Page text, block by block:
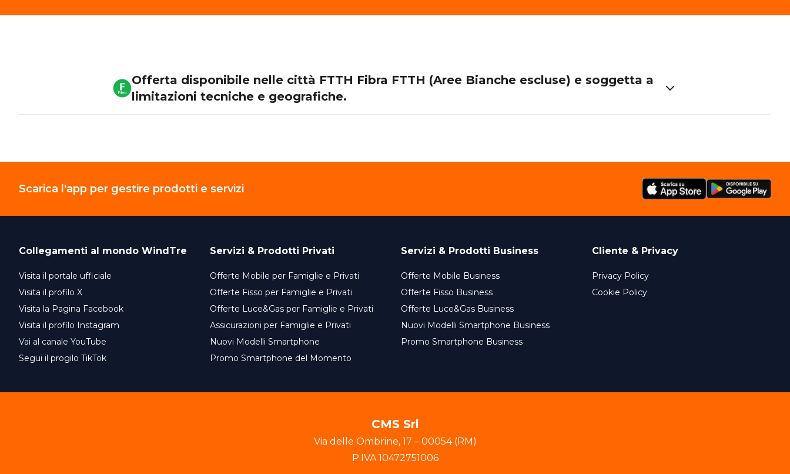
Offerta disponibile nelle città FTTH Fibra FTTH (Aree Bianche escluse) e soggetta a
limitazioni tecniche e geografiche.
Scarica l'app per gestire prodotti e servizi
Collegamenti al mondo WindTre
Visita il portale ufficiale
Visita il profilo X
Visita la Pagina Facebook
Visita il profilo Instagram
Vai al canale YouTube
Segui il progilo TikTok
Servizi & Prodotti Privati
Offerte Mobile per Famiglie e Privati
Offerte Fisso per Famiglie e Privati
Offerte Luce&Gas per Famiglie e Privati
Assicurazioni per Famiglie e Privati
Nuovi Modelli Smartphone
Promo Smartphone del Momento
Servizi & Prodotti Business
Offerte Mobile Business
Offerte Fisso Business
Offerte Luce&Gas Business
Nuovi Modelli Smartphone Business
Promo Smartphone Business
Cliente & Privacy
Privacy Policy
Cookie Policy
CMS Srl
Via delle Ombrine, 17 – 00054(RM)
P.IVA10472751006